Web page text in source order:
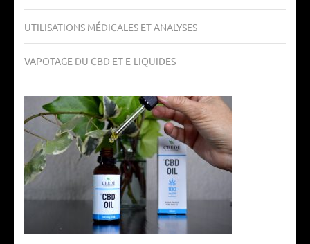
UTILISATIONS MÉDICALES ET ANALYSES
VAPOTAGE DU CBD ET E-LIQUIDES